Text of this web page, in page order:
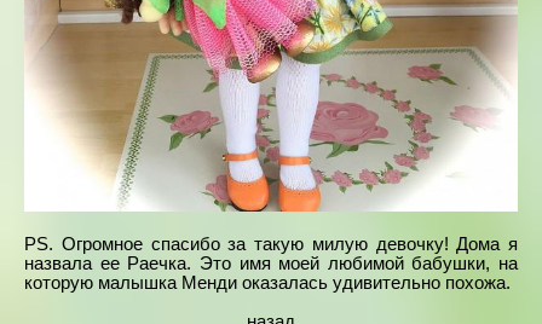
PS. Огромное спасибо за такую милую девочку! Дома я
назвала ее Раечка. Это имя моей любимой бабушки, на
которую малышка Менди оказалась удивительно похожа.